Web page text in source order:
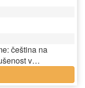
čeština na
v…